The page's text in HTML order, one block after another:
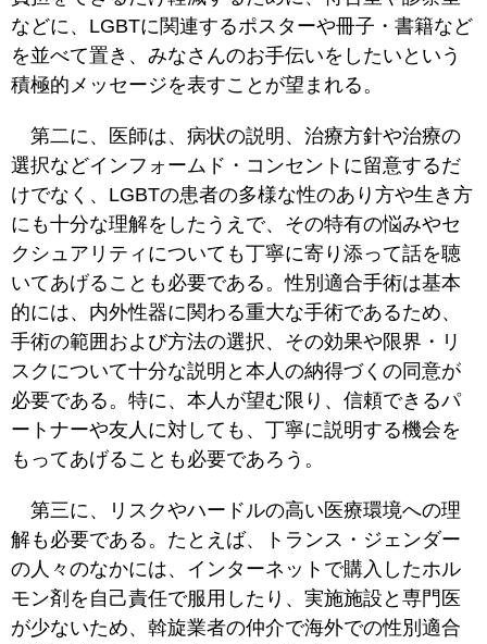
などに、LGBTに関連するポスターや冊子・書籍など
を並べて置き、みなさんのお手伝いをしたいという
積極的メッセージを表すことが望まれる。
第二に、医師は、病状の説明、治療方針や治療の
選択などインフォームド・コンセントに留意するだ
けでなく、LGBTの患者の多様な性のあり方や生き方
にも十分な理解をしたうえで、その特有の悩みやセ
クシュアリティについても丁寧に寄り添って話を聴
いてあげることも必要である。性別適合手術は基本
的には、内外性器に関わる重大な手術であるため、
手術の範囲および方法の選択、その効果や限界・リ
スクについて十分な説明と本人の納得づくの同意が
必要である。特に、本人が望む限り、信頼できるパ
ートナーや友人に対しても、丁寧に説明する機会を
もってあげることも必要であろう。
第三に、リスクやハードルの高い医療環境への理
解も必要である。たとえば、トランス・ジェンダー
の人々のなかには、インターネットで購入したホル
モン剤を自己責任で服用したり、実施施設と専門医
が少ないため、斡旋業者の仲介で海外での性別適合